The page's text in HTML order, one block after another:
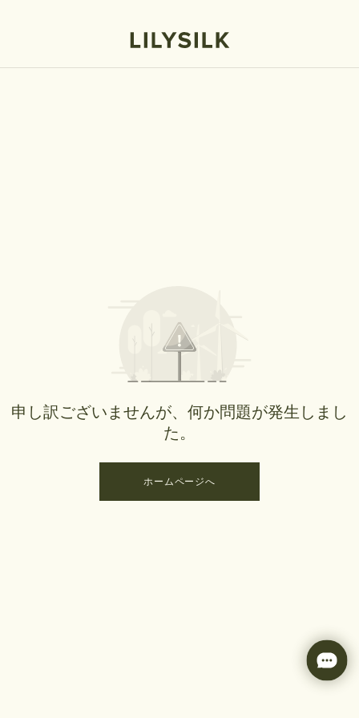
申し訳ございませんが、何か問題が発生しまし
た。
ホームページへ